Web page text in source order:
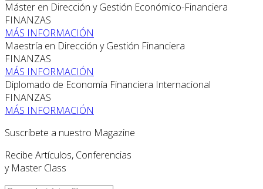
Máster en Dirección y Gestión Económico-Financiera
FINANZAS
MÁS INFORMACIÓN
Maestría en Dirección y Gestión Financiera
FINANZAS
MÁS INFORMACIÓN
Diplomado de Economía Financiera Internacional
FINANZAS
MÁS INFORMACIÓN
Suscríbete a nuestro Magazine
Recibe Artículos, Conferencias
y Master Class